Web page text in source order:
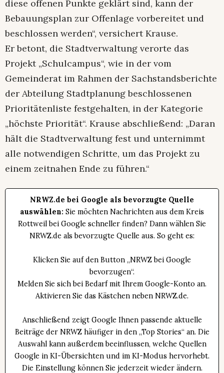
diese offenen Punkte geklärt sind, kann der
Bebauungsplan zur Offenlage vorbereitet und
beschlossen werden“, versichert Krause.
Er betont, die Stadtverwaltung verorte das
Projekt „Schulcampus“, wie in der vom
Gemeinderat im Rahmen der Sachstandsberichte
der Abteilung Stadtplanung beschlossenen
Prioritätenliste festgehalten, in der Kategorie
„höchste Priorität“. Krause abschließend: „Daran
hält die Stadtverwaltung fest und unternimmt
alle notwendigen Schritte, um das Projekt zu
einem zeitnahen Ende zu führen.“
NRWZ.de bei Google als bevorzugte Quelle
auswählen: Sie möchten Nachrichten aus dem Kreis
Rottweil bei Google schneller finden? Dann wählen Sie
NRWZ.de als bevorzugte Quelle aus. So geht es:
Klicken Sie auf den Button „NRWZ bei Google
bevorzugen“.
Melden Sie sich bei Bedarf mit Ihrem Google-Konto an.
Aktivieren Sie das Kästchen neben NRWZ.de.
Anschließend zeigt Google Ihnen passende aktuelle
Beiträge der NRWZ häufiger in den „Top Stories“ an. Die
Auswahl kann außerdem beeinflussen, welche Quellen
Google in KI-Übersichten und im KI-Modus hervorhebt.
Die Einstellung können Sie jederzeit wieder ändern.